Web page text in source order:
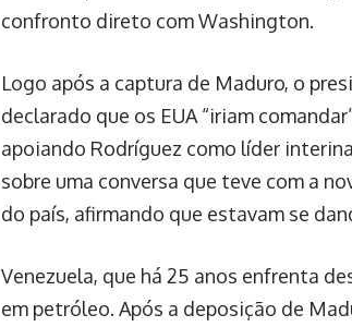
confronto direto com Washington.
Logo após a captura de Maduro, o
declarado que os EUA “iriam
apoiando Rodríguez como líder
sobre uma conversa que teve com a
do país, afirmando que estavam se
Venezuela, que há 25 anos enfrenta
em petróleo. Após a deposição de